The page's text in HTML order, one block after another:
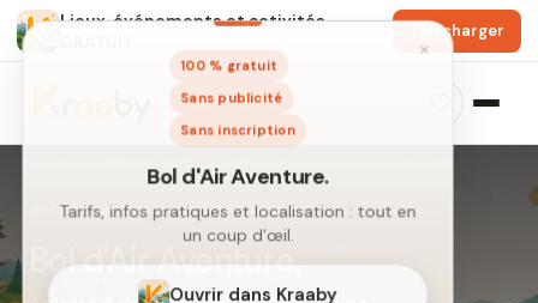
Lieux, événements et activités
Télécharger
×
100 % gratuit
Sans publicité
Sans inscription
Accueil›Activités›Bol d'Air Aventure.
Bol d'Air Aventure.